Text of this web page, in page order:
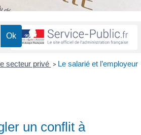
secteur privé > Le salarié et l’employeur
un conflit à